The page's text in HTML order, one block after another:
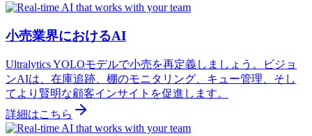
小売業界におけるAI
Ultralytics YOLOモデルで小売を再定義しましょう。ビジョ
ンAIは、在庫追跡、棚のモニタリング、キュー管理、そし
てより賢明な顧客インサイトを促進します。
詳細はこちら